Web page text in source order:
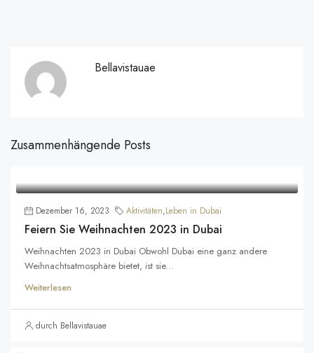
Bellavistauae
Zusammenhängende Posts
Dezember 16, 2023 Aktivitäten,Leben in Dubai
Feiern Sie Weihnachten 2023 in Dubai
Weihnachten 2023 in Dubai Obwohl Dubai eine ganz andere
Weihnachtsatmosphäre bietet, ist sie...
Weiterlesen
durch Bellavistauae